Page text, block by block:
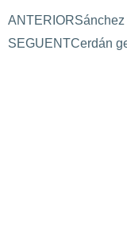
ANTERIOR
SEGUENTCerdán